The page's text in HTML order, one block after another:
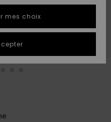
mes choix